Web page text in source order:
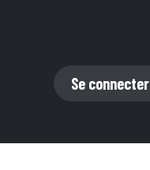
Se connecter